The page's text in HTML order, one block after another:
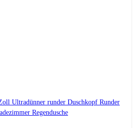
Ultradünner runder Duschkopf Runder
Regendusche